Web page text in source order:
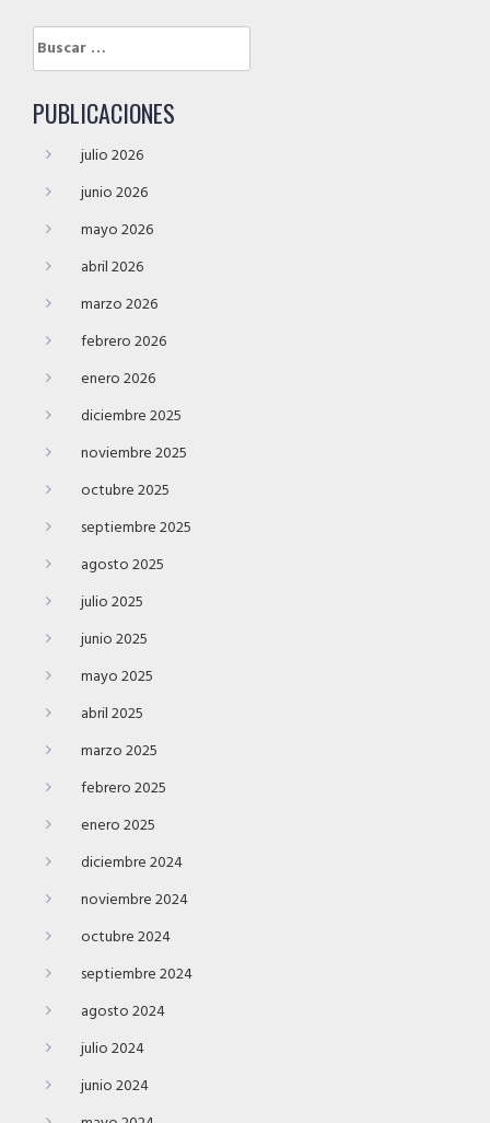
Buscar:
PUBLICACIONES
julio 2026
junio 2026
mayo 2026
abril 2026
marzo 2026
febrero 2026
enero 2026
diciembre 2025
noviembre 2025
octubre 2025
septiembre 2025
agosto 2025
julio 2025
junio 2025
mayo 2025
abril 2025
marzo 2025
febrero 2025
enero 2025
diciembre 2024
noviembre 2024
octubre 2024
septiembre 2024
agosto 2024
julio 2024
junio 2024